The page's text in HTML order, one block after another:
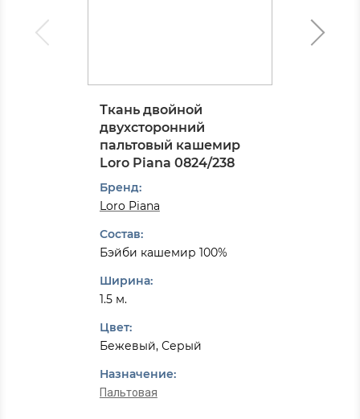
Ткань двойной
двухсторонний
пальтовый кашемир
Loro Piana 0824/238
Бренд:
Loro Piana
Состав:
Бэйби кашемир 100%
Ширина:
1.5 м.
Цвет:
Бежевый, Серый
Назначение:
Пальтовая